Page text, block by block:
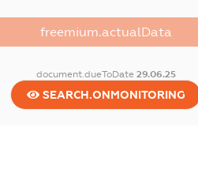
freemium.actualData
document.dueToDate 29.06.25
SEARCH.ONMONITORING